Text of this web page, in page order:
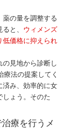
薬の量を調整する
と、 ウィメンズ
低価格に抑えられ
見地から診断し
法の提案してく
済み、効率的に女
ょう。そのた
療を行うメ